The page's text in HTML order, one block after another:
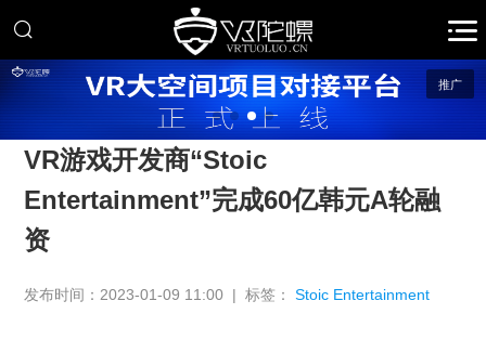
推广
VR游戏开发商“Stoic
Entertainment”完成60亿韩元A轮融
资
发布时间：2023-01-09 11:00 | 标签：Stoic Entertainment